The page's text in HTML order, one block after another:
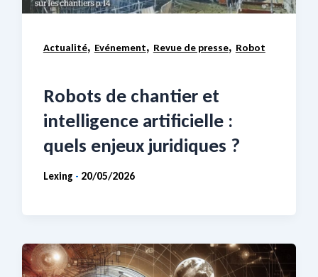
Actualité, Evénement, Revue de presse, Robot
Robots de chantier et
intelligence artificielle :
quels enjeux juridiques ?
Lexing - 20/05/2026